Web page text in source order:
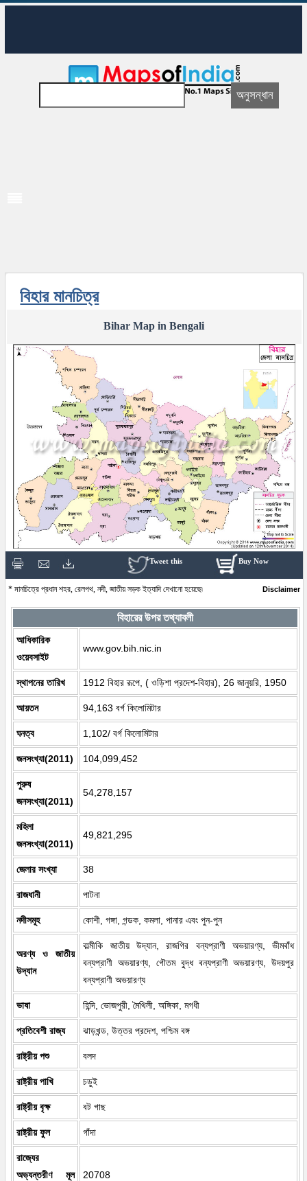
বিহার মানচিত্র
Bihar Map in Bengali
Buy Now
Tweet this
* মানচিত্রে প্রধান শহর, রেলপথ, নদী, জাতীয় সড়ক ইত্যাদি দেখানো হয়েছে৷ Disclaimer
বিহারের উপর তথ্যাবলী
আধিকারিক
ওয়েবসাইট
www.gov.bih.nic.in
স্থাপনের তারিখ 1912 বিহার রূপে, ( ওড়িশা প্রদেশ-বিহার), 26 জানুয়রি, 1950
আয়তন 94,163 বর্গ কিলোমিটার
ঘনত্ব 1,102/ বর্গ কিলোমিটার
জনসংখ্যা(2011) 104,099,452
পুরুষ
জনসংখ্যা(2011)
54,278,157
মহিলা
জনসংখ্যা(2011)
49,821,295
জেলার সংখ্যা 38
রাজধানী পাটনা
নদীসমূহ কোশী, গঙ্গা, গন্ডক, কমলা, পানার এবং পুন-পুন
অরণ্য ও জাতীয়
উদ্যান
বাল্মীকি জাতীয় উদ্যান, রাজগির বন্যপ্রাণী অভয়ারণ্য, ভীমবাঁধ
বন্যপ্রাণী অভয়ারণ্য, গৌতম বু্দ্ধ বন্যপ্রাণী অভয়ারণ্য, উদয়পুর
বন্যপ্রাণী অভয়ারণ্য
ভাষা হিন্দি, ভোজপুরী, মৈথিলী, অঙ্গিকা, মগধী
প্রতিবেশী রাজ্য ঝাড়খন্ড, উত্তর প্রদেশ, পশ্চিম বঙ্গ
রাষ্ট্রীয় পশু বলদ
রাষ্ট্রীয় পাখি চড়ুই
রাষ্ট্রীয় বৃক্ষ বট গাছ
রাষ্ট্রীয় ফুল গাঁদা
রাজ্যের
অভ্যন্তরীণ মূল
20708